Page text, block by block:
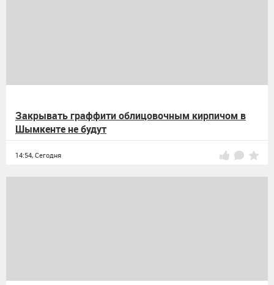
Закрывать граффити облицовочным кирпичом в
Шымкенте не будут
14:54, Сегодня